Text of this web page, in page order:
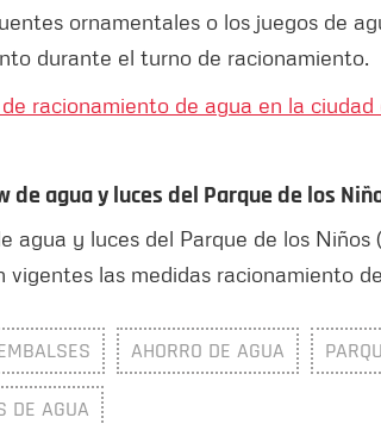
ornamentales o los juegos de
durante el turno de racionamiento.
racionamiento de agua en la ciudad
agua y luces del Parque de los
agua y luces del Parque de los Niños
las medidas racionamiento
AHORRO DE AGUA
DE AGUA